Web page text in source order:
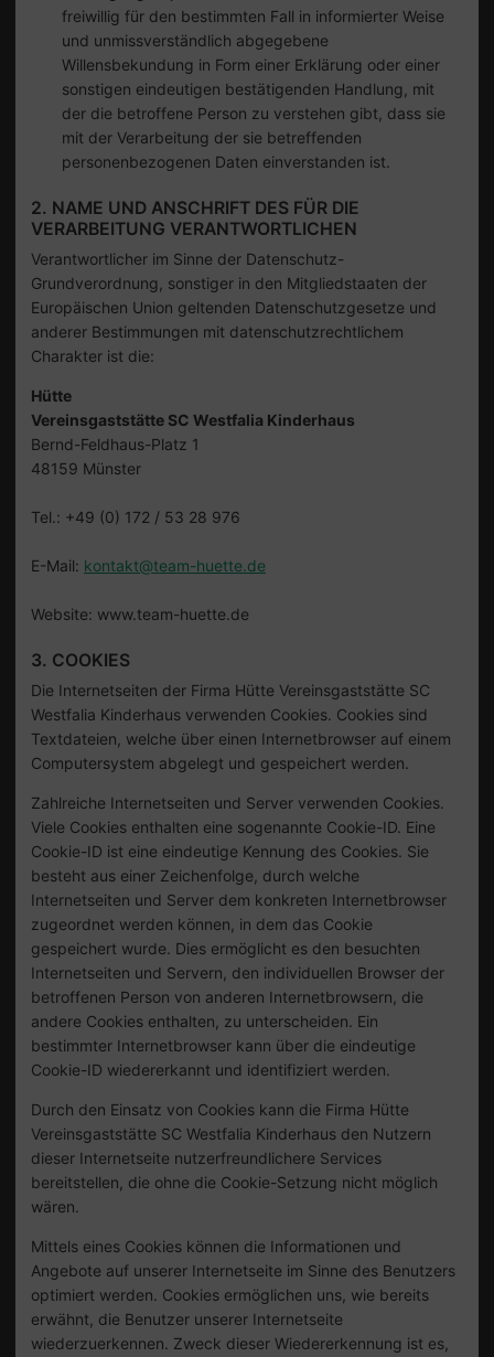
freiwillig für den bestimmten Fall in informierter Weise
und unmissverständlich abgegebene
Willensbekundung in Form einer Erklärung oder einer
sonstigen eindeutigen bestätigenden Handlung, mit
der die betroffene Person zu verstehen gibt, dass sie
mit der Verarbeitung der sie betreffenden
personenbezogenen Daten einverstanden ist.
2. NAME UND ANSCHRIFT DES FÜR DIE
VERARBEITUNG VERANTWORTLICHEN
Verantwortlicher im Sinne der Datenschutz-
Grundverordnung, sonstiger in den Mitgliedstaaten der
Europäischen Union geltenden Datenschutzgesetze und
anderer Bestimmungen mit datenschutzrechtlichem
Charakter ist die:
Hütte
Vereinsgaststätte SC Westfalia Kinderhaus
Bernd-Feldhaus-Platz 1
48159 Münster
Tel.: +49 (0) 172 / 53 28 976
E-Mail: kontakt@team-huette.de
Website: www.team-huette.de
3. COOKIES
Die Internetseiten der Firma Hütte Vereinsgaststätte SC
Westfalia Kinderhaus verwenden Cookies. Cookies sind
Textdateien, welche über einen Internetbrowser auf einem
Computersystem abgelegt und gespeichert werden.
Zahlreiche Internetseiten und Server verwenden Cookies.
Viele Cookies enthalten eine sogenannte Cookie-ID. Eine
Cookie-ID ist eine eindeutige Kennung des Cookies. Sie
besteht aus einer Zeichenfolge, durch welche
Internetseiten und Server dem konkreten Internetbrowser
zugeordnet werden können, in dem das Cookie
gespeichert wurde. Dies ermöglicht es den besuchten
Internetseiten und Servern, den individuellen Browser der
betroffenen Person von anderen Internetbrowsern, die
andere Cookies enthalten, zu unterscheiden. Ein
bestimmter Internetbrowser kann über die eindeutige
Cookie-ID wiedererkannt und identifiziert werden.
Durch den Einsatz von Cookies kann die Firma Hütte
Vereinsgaststätte SC Westfalia Kinderhaus den Nutzern
dieser Internetseite nutzerfreundlichere Services
bereitstellen, die ohne die Cookie-Setzung nicht möglich
wären.
Mittels eines Cookies können die Informationen und
Angebote auf unserer Internetseite im Sinne des Benutzers
optimiert werden. Cookies ermöglichen uns, wie bereits
erwähnt, die Benutzer unserer Internetseite
wiederzuerkennen. Zweck dieser Wiedererkennung ist es,